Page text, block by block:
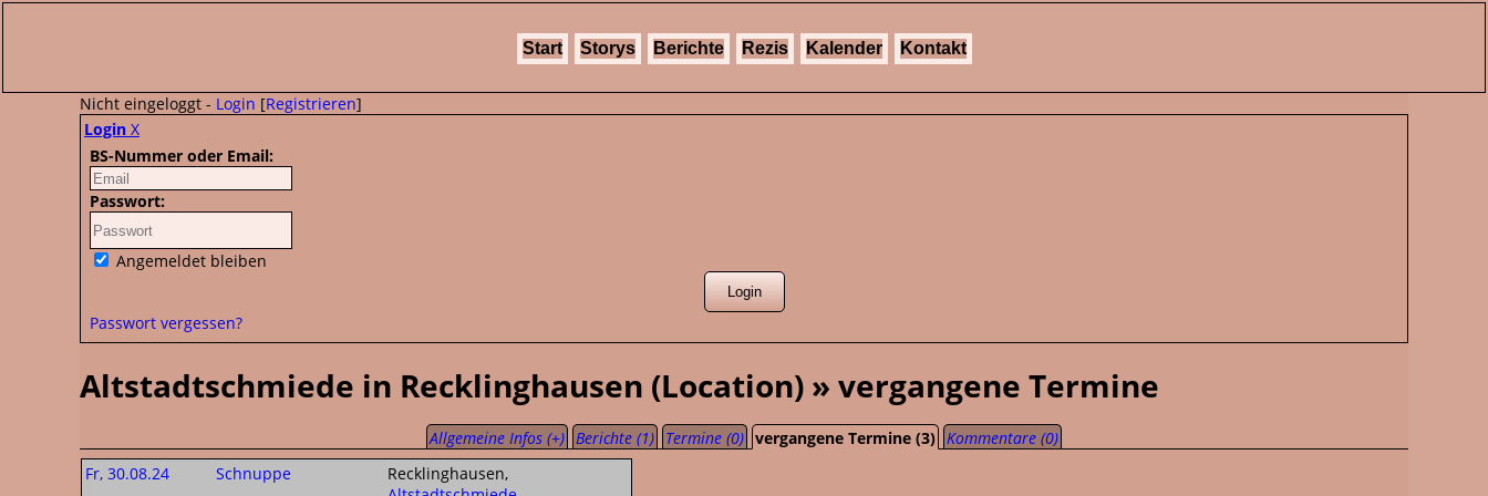
Start Storys Berichte Rezis Kalender Kontakt
Nicht eingeloggt - Login [Registrieren]
Login X
BS-Nummer oder Email:
Passwort:
Angemeldet bleiben
Passwort vergessen?
Altstadtschmiede in Recklinghausen (Location) » vergangene Termine
Allgemeine Infos (+) Berichte (1) Termine (0) vergangene Termine (3) Kommentare (0)
Fr, 30.08.24
Schnuppe
Recklinghausen,